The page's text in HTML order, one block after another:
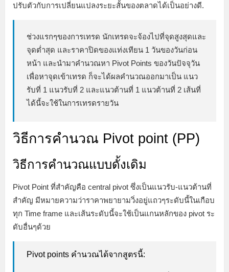
ปรับตัวกับการเปลี่ยนแปลงระยะสั้นของตลาดได้เป็นอย่างดี.
ช่วงแรกๆของการเทรด นักเทรดจะจ้องไปที่จุดสูงสุดและ
จุดต่ำสุด และราคาปิดของแท่งเทียน 1 วันของวันก่อน
หน้า และนำมาคำนวณหา Pivot Points ของวันปัจจุวัน
เพื่อหาจุดเข้าเทรด ก็จะได้ผลคำนวณออกมาเป็น แนว
รับที่ 1 แนวรับที่ 2 และแนวต้านที่ 1 แนวต้านที่ 2 เส้นที่
ได้นี้จะใช้ในการเทรดรายวัน
วิธีการคำนวณ Pivot point (PP)
วิธีการคำนวณแบบดั้งเดิม
Pivot Point ที่สำคัญคือ central pivot ซึ่งเป็นแนวรับ-แนวต้านที่
สำคัญ มีหมายความว่าราคาพยายามวิ่งอยู่แถวๆระดับนี้ในเกือบ
ทุก Time frame และเส้นระดับนี้จะใช้เป็นแกนหลักของ pivot ระ
ดับอื่นๆด้วย
Pivot points คำนวณได้จากสูตรนี้: